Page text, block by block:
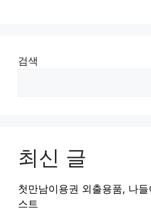
검색
최신 글
첫만남이용권 외출용품, 나
스트